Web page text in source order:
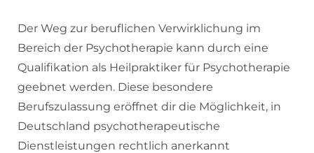
Der Weg zur beruflichen Verwirklichung im
Bereich der Psychotherapie kann durch eine
Qualifikation als Heilpraktiker für Psychotherapie
geebnet werden. Diese besondere
Berufszulassung eröffnet dir die Möglichkeit, in
Deutschland psychotherapeutische
Dienstleistungen rechtlich anerkannt